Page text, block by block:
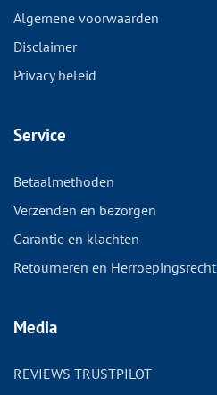
Algemene voorwaarden
Disclaimer
Privacy beleid
Service
Betaalmethoden
Verzenden en bezorgen
Garantie en klachten
Retourneren en Herroepingsrecht
Media
REVIEWS TRUSTPILOT